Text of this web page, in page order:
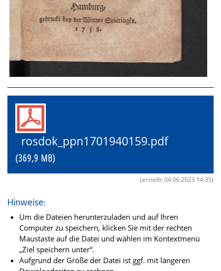
rosdok_ppn1701940159.pdf
(369,9 MB)
(erstellt: 04.06.2023 14:35)
Hinweise:
Um die Dateien herunterzuladen und auf Ihren
Computer zu speichern, klicken Sie mit der rechten
Maustaste auf die Datei und wählen im Kontextmenü
„Ziel speichern unter“.
Aufgrund der Größe der Datei ist ggf. mit längeren